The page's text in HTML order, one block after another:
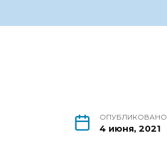
ОПУБЛИКОВАНО
4 июня, 2021